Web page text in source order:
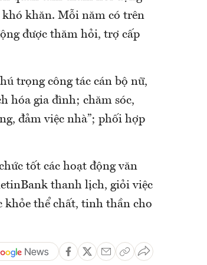
khăn. Mỗi năm có trên
được thăm hỏi, trợ cấp
trọng công tác cán bộ nữ,
hóa gia đình; chăm sóc,
đảm việc nhà”; phối hợp
tốt các hoạt động văn
thanh lịch, giỏi việc
khỏe thể chất, tinh thần cho